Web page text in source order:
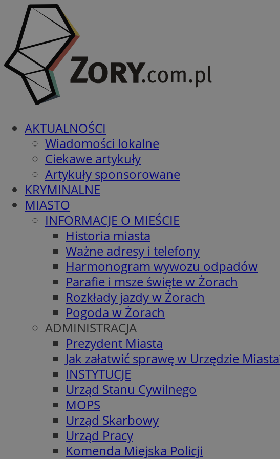
AKTUALNOŚCI
Wiadomości lokalne
Ciekawe artykuły
Artykuły sponsorowane
KRYMINALNE
MIASTO
INFORMACJE O MIEŚCIE
Historia miasta
Ważne adresy i telefony
Harmonogram wywozu odpadów
Parafie i msze święte w Żorach
Rozkłady jazdy w Żorach
Pogoda w Żorach
ADMINISTRACJA
Prezydent Miasta
Jak załatwić sprawę w Urzędzie
INSTYTUCJE
Urząd Stanu Cywilnego
MOPS
Urząd Skarbowy
Urząd Pracy
Komenda Miejska Policji